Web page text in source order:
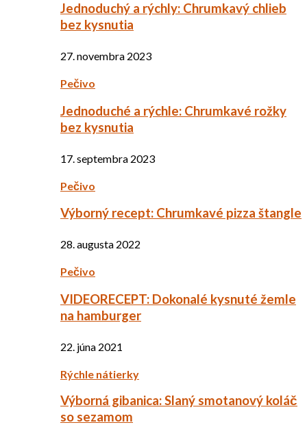
Jednoduchý a rýchly: Chrumkavý chlieb
bez kysnutia
27. novembra 2023
Pečivo
Jednoduché a rýchle: Chrumkavé rožky
bez kysnutia
17. septembra 2023
Pečivo
Výborný recept: Chrumkavé pizza štangle
28. augusta 2022
Pečivo
VIDEORECEPT: Dokonalé kysnuté žemle
na hamburger
22. júna 2021
Rýchle nátierky
Výborná gibanica: Slaný smotanový koláč
so sezamom